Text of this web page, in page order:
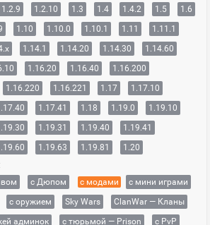
1.2.9 1.2.10 1.3 1.4 1.4.2 1.5
1.6
1.10 1.10.0 1.10.1 1.11
1.11.1
1.14.1 1.14.20 1.14.30
1.14.60
1.16.20 1.16.40
1.16.200
1.16.220 1.16.221 1.17
1.17.10
1.17.41 1.18 1.19.0
1.19.10
1.19.31 1.19.40
1.19.41
1.19.63 1.19.81 1.20
с Дюпом с модами
с мини играми
с оружием Sky Wars
ClanWar — Кланы
админок с тюрьмой — Prison
с PvP